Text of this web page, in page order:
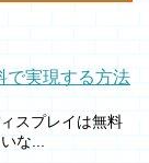
で実現する方法
スプレイは無料
な...